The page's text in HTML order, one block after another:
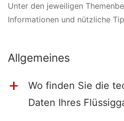
Unter den jeweiligen
Informationen und nützliche
Allgemeines
a
Wo finden Sie die
Daten Ihres